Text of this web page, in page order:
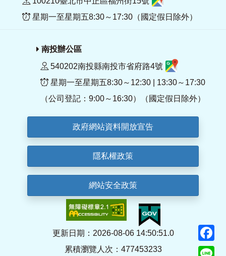
星期一至星期五8:30～17:30（國定假日除外）
南投辦公區
540202南投縣南投市省府路4號
星期一至星期五8:30～12:30 | 13:30～17:30
（公司登記：9:00～16:30）（國定假日除外）
政府網站資料開放宣告
隱私權政策
網站安全政策
更新日期：2026-08-06 14:50:51.0
累積瀏覽人次：477453233